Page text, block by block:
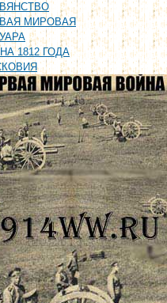
МИРОВАЯ
1812 ГОДА